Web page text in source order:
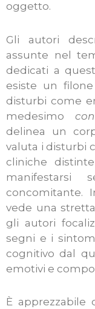
oggetto.
Gli autori
assunte nel
dedicati a
esiste un
disturbi come
medesimo
delinea un
valuta i disturbi
cliniche
manifestarsi
concomitante.
vede una
gli autori
segni e i
cognitivo dal
emotivi e
È apprezzabile